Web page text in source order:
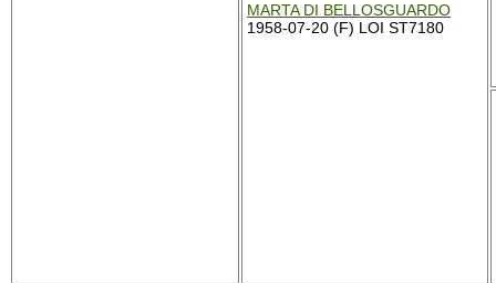
MARTA DI BELLOSGUARDO
1958-07-20 (F) LOI ST7180